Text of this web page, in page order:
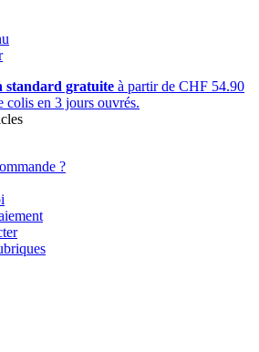
standard gratuite à partir de CHF 54.90
colis en 3 jours ouvrés.
?